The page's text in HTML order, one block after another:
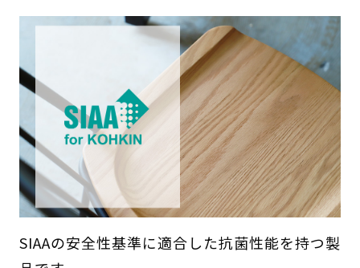
SIAAの安全性基準に適合した抗菌性能を持つ製